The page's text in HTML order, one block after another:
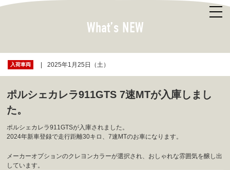
What’s NEW
入荷車両 2025年1月25日（土）
ポルシェカレラ911GTS 7速MTが入庫しまし
た。
ポルシェカレラ911GTSが入庫されました。
2024年新車登録で走行距離30キロ、7速MTのお車になります。
メーカーオプションのクレヨンカラーが選択され、おしゃれな雰囲気を醸し出
しています。